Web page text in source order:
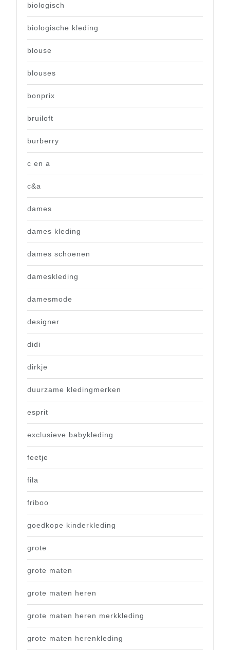
biologisch
biologische kleding
blouse
blouses
bonprix
bruiloft
burberry
c en a
c&a
dames
dames kleding
dames schoenen
dameskleding
damesmode
designer
didi
dirkje
duurzame kledingmerken
esprit
exclusieve babykleding
feetje
fila
friboo
goedkope kinderkleding
grote
grote maten
grote maten heren
grote maten heren merkkleding
grote maten herenkleding